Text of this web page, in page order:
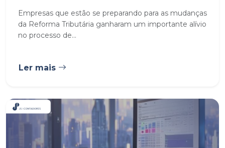
Empresas que estão se preparando para as mudanças
da Reforma Tributária ganharam um importante alívio
no processo de...
Ler mais